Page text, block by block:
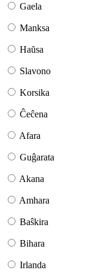
Gaela
Manksa
Haŭsa
Slavono
Korsika
Ĉeĉena
Afara
Guĝarata
Akana
Amhara
Baŝkira
Bihara
Irlanda